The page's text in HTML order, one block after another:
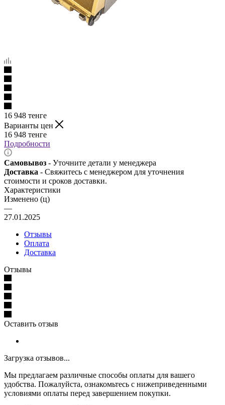
16 948 тенге
Варианты цен
16 948 тенге
Подробности
Самовывоз - Уточните детали у менеджера
Доставка - Свяжитесь с менеджером для уточнения
стоимости и сроков доставки.
Характеристики
Изменено (ц)
—
27.01.2025
Отзывы
Оплата
Доставка
Отзывы
Оставить отзыв
Загрузка отзывов...
Мы предлагаем различные способы оплаты для вашего
удобства. Пожалуйста, ознакомьтесь с нижеприведенными
условиями оплаты перед завершением покупки.